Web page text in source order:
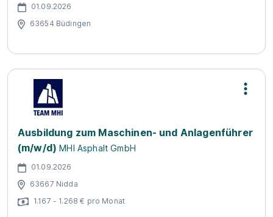
01.09.2026
63654 Büdingen
Ausbildung zum Maschinen- und Anlagenführer
(m/w/d) MHI Asphalt GmbH
01.09.2026
63667 Nidda
1.167 - 1.268 € pro Monat